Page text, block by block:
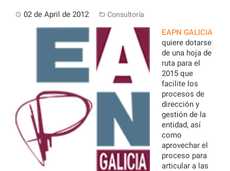
02 de April de 2012 Consultoría
EAPN GALICIA
quiere dotarse
de una hoja de
ruta para el
2015 que
facilite los
procesos de
dirección y
gestión de la
entidad, así
como
aprovechar el
proceso para
articular a las